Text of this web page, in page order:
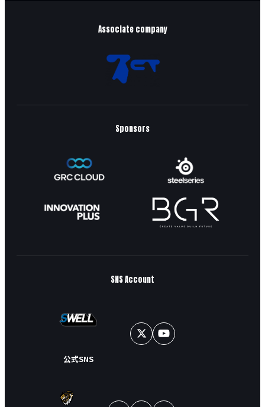
Associate company
Sponsors
SNS Account
公式SNS